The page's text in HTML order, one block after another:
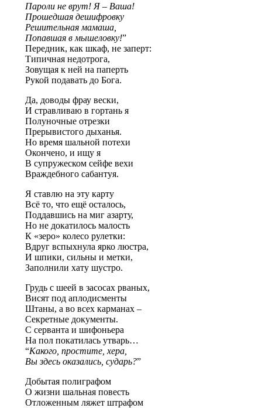
Пароли не врут! Я – Ваша!
Прошедшая дешифровку
Решительная мамаша,
Попавшая в мышеловку!”
Передник, как шкаф, не заперт:
Типичная недотрога,
Зовущая к ней на паперть
Рукой подавать до Бога.
Да, доводы фрау вески,
И стравливаю в гортань я
Полуночные отрезки
Прерывистого дыханья.
Но время шальной потехи
Окончено, и ищу я
В супружеском сейфе вехи
Враждебного сабантуя.
Я ставлю на эту карту
Всё то, что ещё осталось,
Поддавшись на миг азарту,
Но не докатилось малость
К «зеро» колесо рулетки:
Вдруг вспыхнула ярко люстра,
И шпики, сильны и метки,
Заполнили хату шустро.
Грудь с шеей в засосах рваных,
Висят под аплодисменты
Штаны, а во всех карманах –
Секретные документы.
С серванта и шифоньера
На пол покатилась утварь…
“Какого, простите, хера,
Вы здесь оказались, сударь?”
Добытая полиграфом
О жизни шальная повесть
Отложенным ляжет штрафом